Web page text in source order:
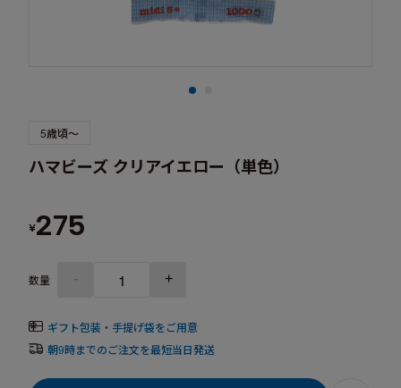
5歳頃～
ハマビーズ クリアイエロー（単色）
¥275
数量 - +
ギフト包装・手提げ袋をご用意
朝9時までのご注文を最短当日発送